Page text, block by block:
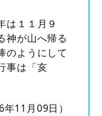
は１１月９
神が山へ帰る
のようにして
事は「亥
年11月09日）